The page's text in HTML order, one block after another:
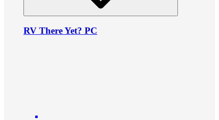
RV There Yet? PC